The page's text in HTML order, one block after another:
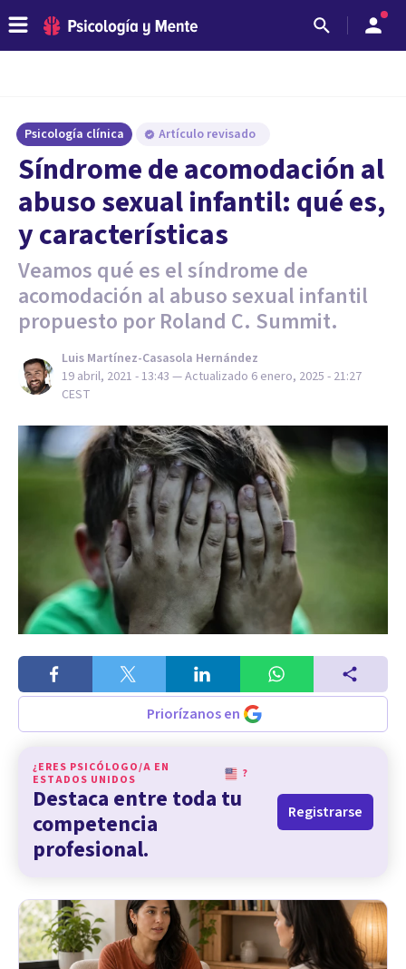
Psicología clínica Artículo revisado
Síndrome de acomodación al
abuso sexual infantil: qué es,
y características
Veamos qué es el síndrome de
acomodación al abuso sexual infantil
propuesto por Roland C. Summit.
Luis Martínez-Casasola Hernández
19 abril, 2021 - 13:43 — Actualizado 6 enero, 2025 - 21:27
CEST
Priorízanos en
¿ERES PSICÓLOGO/A EN
ESTADOS UNIDOS
?
Destaca entre toda tu
competencia
profesional.
Registrarse